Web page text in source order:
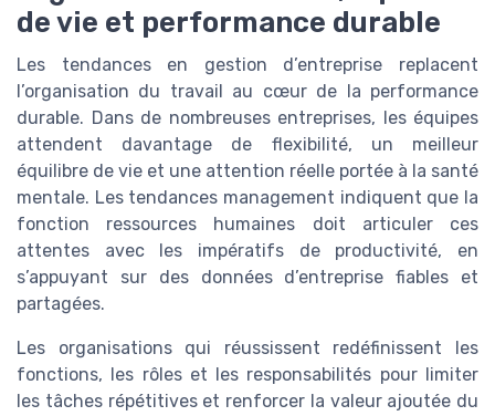
de vie et performance durable
Les tendances en gestion d’entreprise replacent
l’organisation du travail au cœur de la performance
durable. Dans de nombreuses entreprises, les équipes
attendent davantage de flexibilité, un meilleur
équilibre de vie et une attention réelle portée à la santé
mentale. Les tendances management indiquent que la
fonction ressources humaines doit articuler ces
attentes avec les impératifs de productivité, en
s’appuyant sur des données d’entreprise fiables et
partagées.
Les organisations qui réussissent redéfinissent les
fonctions, les rôles et les responsabilités pour limiter
les tâches répétitives et renforcer la valeur ajoutée du